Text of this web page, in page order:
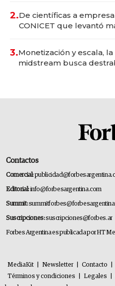
2.De científicas a
CONICET que levantó
3.Monetización y escala,
midstream busca
Contactos
Comercial:
Editorial:info@forbesargentina.com
Summit:
Suscripciones:suscripciones@forbes.ar
Forbes Argentina es publicada por HT
MediaKit Newsletter Contacto
Términos y condiciones
Legales